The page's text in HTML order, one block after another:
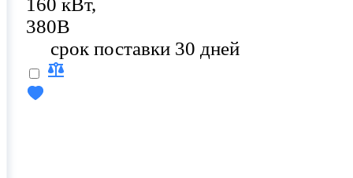
160 кВт,
380В
срок поставки 30 дней